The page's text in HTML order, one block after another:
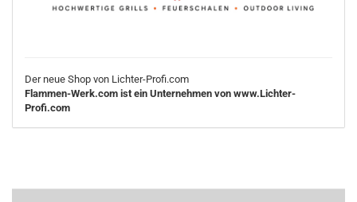
Der neue Shop von Lichter-Profi.com
Flammen-Werk.com ist ein Unternehmen von www.Lichter-
Profi.com